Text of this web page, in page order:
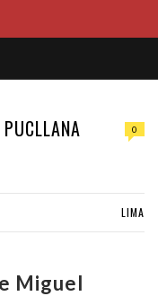
0
LIMA
Miguel